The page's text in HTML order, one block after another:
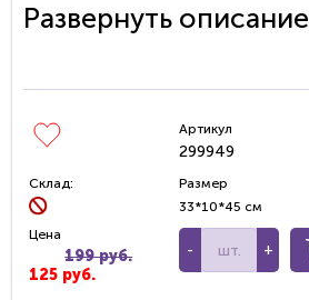
Развернуть описание
Артикул
299949
Склад:
Размер
33*10*45 см
Цена
199 руб.
125 руб.
- +